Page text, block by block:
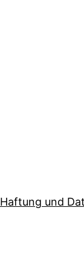
Haftung und